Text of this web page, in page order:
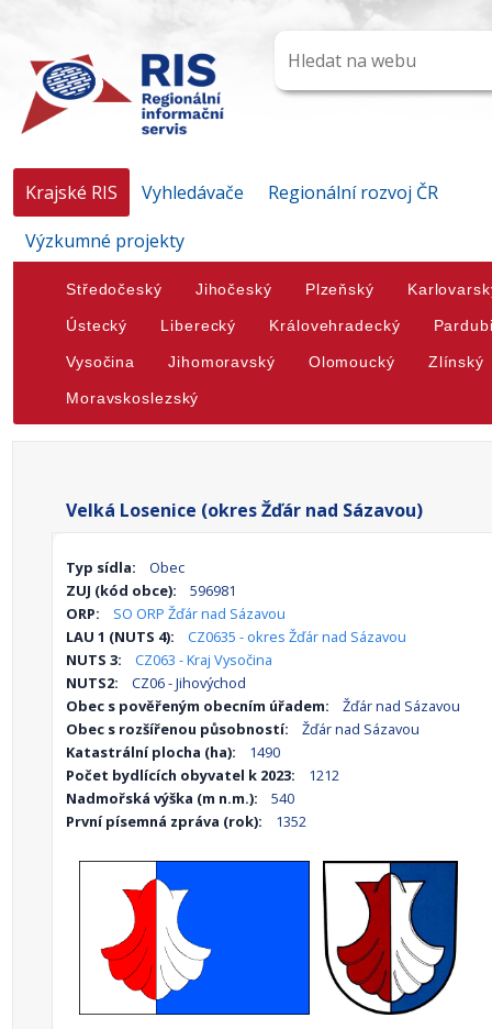
Krajské RIS Vyhledávače
Regionální rozvoj ČR
Výzkumné projekty
Středočeský Jihočeský Plzeňský
Ústecký Liberecký Královehradecký
Vysočina Jihomoravský Olomoucký Zlínský
Moravskoslezský
Velká Losenice (okres Žďár nad Sázavou)
Typ sídla:
Obec
ZUJ (kód obce):
596981
ORP:
SO ORP Žďár nad Sázavou
LAU 1 (NUTS 4):
CZ0635 - okres Žďár nad Sázavou
NUTS 3:
CZ063 - Kraj Vysočina
NUTS2:
CZ06 - Jihovýchod
Obec s pověřeným obecním úřadem:
Žďár nad Sázavou
Obec s rozšířenou působností:
Žďár nad Sázavou
Katastrální plocha (ha):
1490
Počet bydlících obyvatel k 2023:
1212
Nadmořská výška (m n.m.):
540
První písemná zpráva (rok):
1352